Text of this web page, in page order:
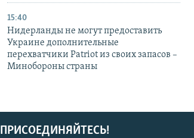
15:40
Нидерланды не могут предоставить
Украине дополнительные
перехватчики Patriot из своих запасов –
Минобороны страны
ПРИСОЕДИНЯЙТЕСЬ!